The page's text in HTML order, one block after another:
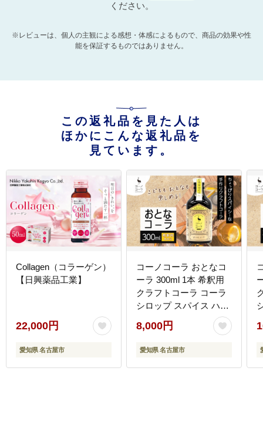
ください。
※レビューは、個人の主観による感想・体感によるもので、商品の効果や性
能を保証するものではありません。
この返礼品を見た人は
ほかにこんな返礼品を
見ています。
Collagen（コラーゲン）
【日興薬品工業】
22,000円
愛知県 名古屋市
コーノコーラ おとなコ
ーラ 300ml 1本 希釈用
クラフトコーラ コーラ
シロップ スパイス ハー
ブ ノンカフェイン 無着
色 無香料 手作り 飲料
ドリンク ギフト お取り
8,000円
愛知県 名古屋市